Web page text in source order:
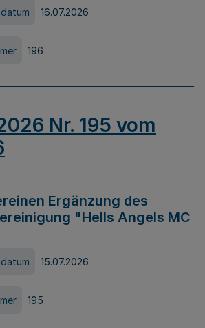
16.07.2026
196
Nr. 195 vom
Ergänzung des
"Hells Angels MC
15.07.2026
195